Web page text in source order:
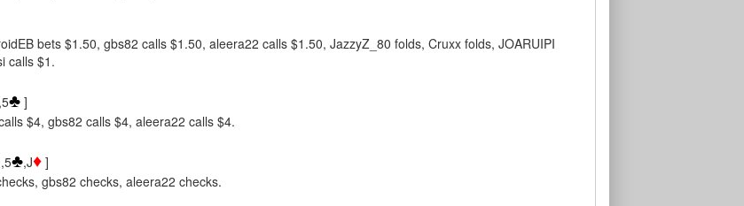
bets $1.50, gbs82 calls $1.50, aleera22 calls $1.50, JazzyZ_80 folds, Cruxx folds, JOARUIPI
calls $1.
,5♣ ]
$4, gbs82 calls $4, aleera22 calls $4.
,5♣,J♦ ]
gbs82 checks, aleera22 checks.